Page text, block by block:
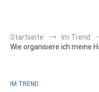
Startseite
Im Trend
Wie organisiere ich meine
IM TREND